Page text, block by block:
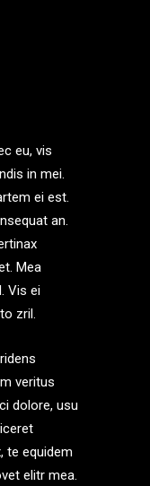
eu, vis
in mei.
ei est.
an.
Mea
Vis ei
zril.
veritus
dolore, usu
te equidem
elitr mea.